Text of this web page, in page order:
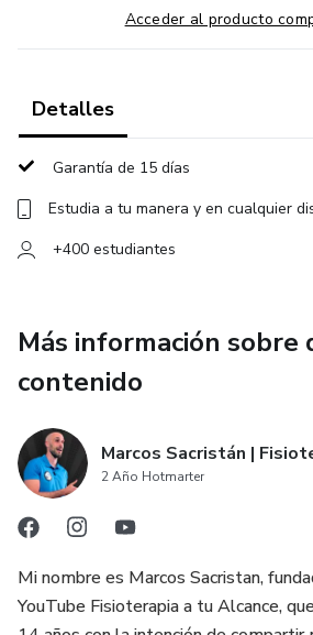
La Semana de la Rodilla es un punto
de vivir condicionado por el dolor.
Tu rodilla no necesita parar.
Necesita aprender a soportar carga
Acceder al producto
Detalles
Garantía de 15 días
Estudia a tu manera y en cualquier
+400 estudiantes
Más información sobre
contenido
Marcos Sacristán |
2 Año Hotmarter
Mi nombre es Marcos Sacristan,
YouTube Fisioterapia a tu Alcance,